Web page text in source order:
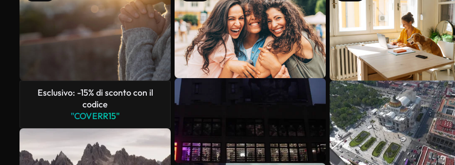
Esclusivo: -15% di sconto con il
codice
"COVERR15"